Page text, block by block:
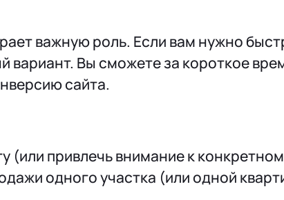
важную роль. Если вам нужно
вариант. Вы сможете за короткое
сайта.
(или привлечь внимание к
одного участка (или одной